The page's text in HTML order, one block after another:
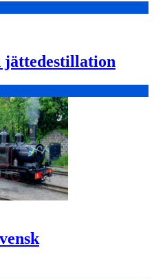
jättedestillation